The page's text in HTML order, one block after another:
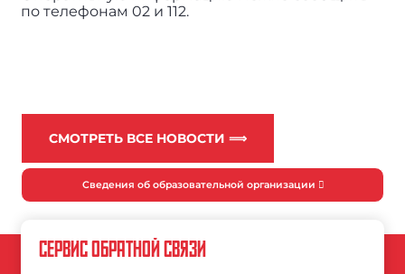
по телефонам 02 и 112.
СМОТРЕТЬ ВСЕ НОВОСТИ ⟹
Сведения об образовательной организации
СЕРВИС ОБРАТНОЙ СВЯЗИ